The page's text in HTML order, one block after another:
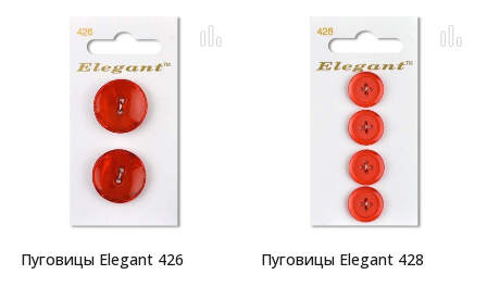
Пуговицы Elegant 426 Пуговицы Elegant 428